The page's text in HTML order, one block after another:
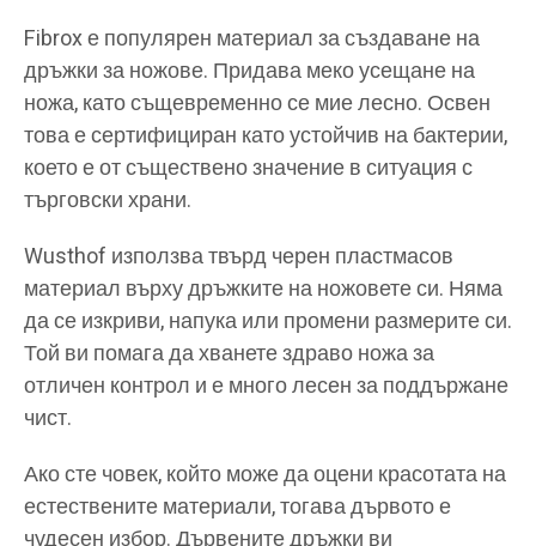
Fibrox е популярен материал за създаване на
дръжки за ножове. Придава меко усещане на
ножа, като същевременно се мие лесно. Освен
това е сертифициран като устойчив на бактерии,
което е от съществено значение в ситуация с
търговски храни.
Wusthof използва твърд черен пластмасов
материал върху дръжките на ножовете си. Няма
да се изкриви, напука или промени размерите си.
Той ви помага да хванете здраво ножа за
отличен контрол и е много лесен за поддържане
чист.
Ако сте човек, който може да оцени красотата на
естествените материали, тогава дървото е
чудесен избор. Дървените дръжки ви